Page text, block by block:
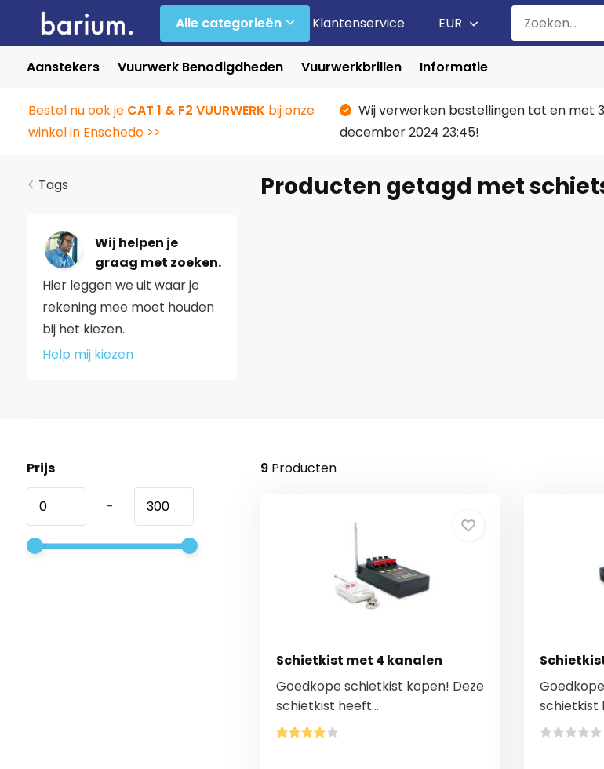
Alle categorieën Klantenservice EUR
Aanstekers Vuurwerk Benodigdheden Vuurwerkbrillen Informatie
Bestel nu ook je CAT 1 & F2 VUURWERK bij onze
winkel in Enschede >>
Wij verwerken bestellingen tot en met
december 2024 23:45!
Tags
Wij helpen je
graag met zoeken.
Hier leggen we uit waar je
rekening mee moet houden
bij het kiezen.
Help mij kiezen
Producten getagd met
Prijs
-
9Producten
Schietkist met 4 kanalen
Goedkope schietkist kopen! Deze
schietkist heeft...
schietkist